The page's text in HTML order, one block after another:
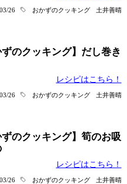
26 おかずのクッキング 土井善晴
ずのクッキング】だし巻き
レシピはこちら！
26 おかずのクッキング 土井善晴
ずのクッキング】筍のお吸
レシピはこちら！
26 おかずのクッキング 土井善晴